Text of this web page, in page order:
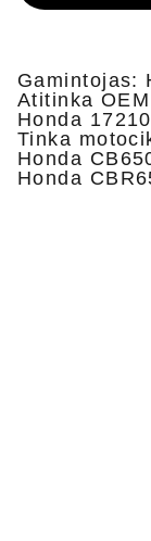
Gamintojas:
Atitinka
Honda
Tinka
Honda
Honda